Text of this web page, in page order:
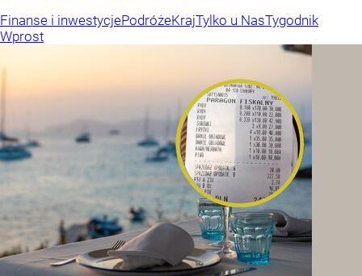
Finanse i inwestycjePodróżeKrajTylko u NasTygodnik
Wprost